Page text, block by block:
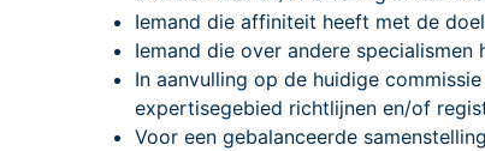
Iemand die affiniteit heeft met de
Iemand die over andere specialismen
In aanvulling op de huidige
expertisegebied richtlijnen en/of
Voor een gebalanceerde